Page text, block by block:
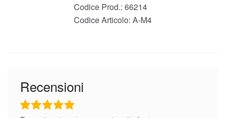
Codice Prod.: 66214
Codice Articolo: A-M4
Recensioni